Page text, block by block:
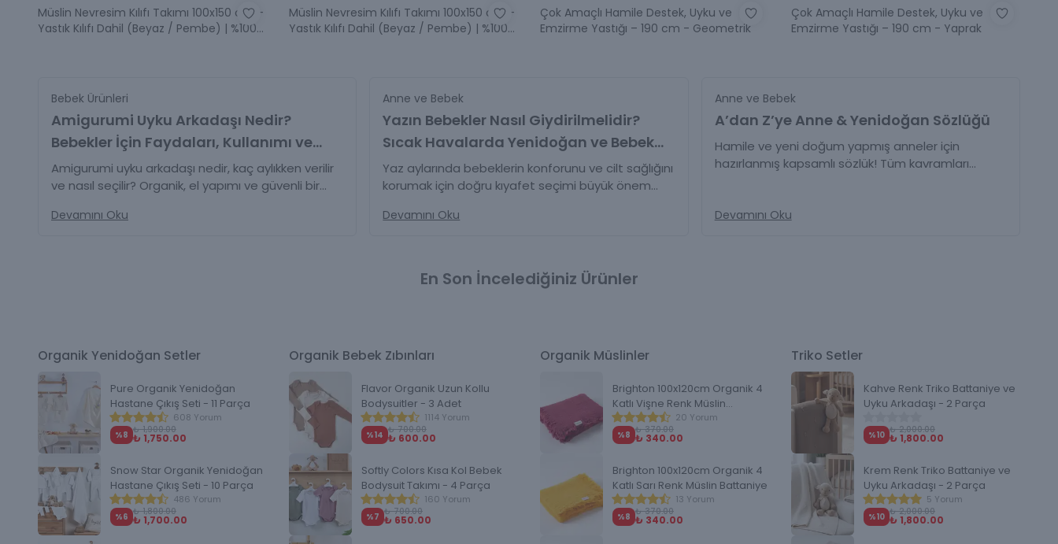
Müslin Nevresim Kılıfı Takımı 100x150 cm –
Yastık Kılıfı Dahil (Beyaz / Pembe) | %100
Müslin Nevresim Kılıfı Takımı 100x150 cm –
Yastık Kılıfı Dahil (Beyaz / Pembe) | %100
Çok Amaçlı Hamile Destek, Uyku ve
Emzirme Yastığı – 190 cm - Geometrik
Çok Amaçlı Hamile Destek, Uyku ve
Emzirme Yastığı – 190 cm - Yaprak
Bebek Ürünleri
Amigurumi Uyku Arkadaşı Nedir?
Bebekler İçin Faydaları, Kullanımı ve
Güvenli Seçim Rehberi
Amigurumi uyku arkadaşı nedir, kaç aylıkken verilir
ve nasıl seçilir? Organik, el yapımı ve güvenli bir
burada.
Devamını Oku
Anne ve Bebek
Yazın Bebekler Nasıl Giydirilmelidir?
Sıcak Havalarda Yenidoğan ve Bebek
Giyimi İçin Kapsamlı Rehber
Yaz aylarında bebeklerin konforunu ve cilt sağlığını
korumak için doğru kıyafet seçimi büyük önem
kapsamlı rehberde; yenidoğan ve 0-12 ay
yöntemleri, deniz ve havuzda dikkat edilmesi
gerekenler, şapka ve çorap seçimi ile organik
rehber, yaz boyunca bebeğinizin daha rahat ve
Devamını Oku
Anne ve Bebek
A’dan Z’ye Anne & Yenidoğan Sözlüğü
Hamile ve yeni doğum yapmış anneler için
hazırlanmış kapsamlı sözlük! Tüm kavramları
Devamını Oku
En Son İncelediğiniz Ürünler
Organik Yenidoğan Setler
Pure Organik Yenidoğan
Hastane Çıkış Seti - 11 Parça
608 Yorum
%8 ₺ 1,900.00
₺ 1,750.00
Snow Star Organik Yenidoğan
Hastane Çıkış Seti - 10 Parça
486 Yorum
%6 ₺ 1,800.00
₺ 1,700.00
Organik Bebek Zıbınları
Flavor Organik Uzun Kollu
Bodysuitler - 3 Adet
1114 Yorum
%14 ₺ 700.00
₺ 600.00
Softly Colors Kısa Kol Bebek
Bodysuit Takımı - 4 Parça
160 Yorum
%7 ₺ 700.00
₺ 650.00
Organik Müslinler
Brighton 100x120cm Organik 4
Katlı Vişne Renk Müslin
Battaniye
20 Yorum
%8 ₺ 370.00
₺ 340.00
Brighton 100x120cm Organik 4
Katlı Sarı Renk Müslin Battaniye
13 Yorum
%8 ₺ 370.00
₺ 340.00
Triko Setler
Kahve Renk Triko Battaniye ve
Uyku Arkadaşı - 2 Parça
%10 ₺ 2,000.00
₺ 1,800.00
Krem Renk Triko Battaniye ve
Uyku Arkadaşı - 2 Parça
5 Yorum
%10 ₺ 2,000.00
₺ 1,800.00